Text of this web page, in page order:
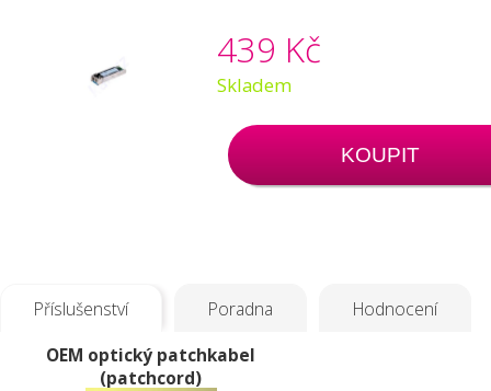
439 Kč
Skladem
KOUPIT
Příslušenství Poradna Hodnocení
OEM optický patchkabel
(patchcord)